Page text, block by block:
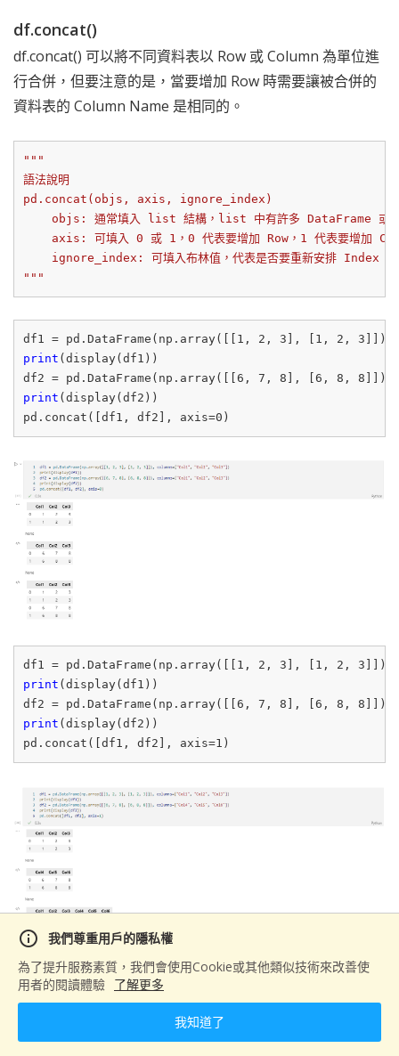
df.concat()
df.concat() 可以將不同資料表以 Row 或 Column 為單位進
行合併，但要注意的是，當要增加 Row 時需要讓被合併的
資料表的 Column Name 是相同的。
"""
語法說明
pd.concat(objs, axis, ignore_index)
objs: 通常填入 list 結構，list 中有許多 DataFrame 或
axis: 可填入 0 或 1，0 代表要增加 Row，1 代表要增加
    ignore_index: 可填入布林值，代表是否要重新安排 Index
"""
df1 = pd.DataFrame(np.array([[ 1 , 2 , 3 ], [ 1 , 2 , 3 ]]),
print (display(df1))
df2 = pd.DataFrame(np.array([[6 , 7 , 8 ], [6 , 8 , 8 ]]),
print (display(df2))
pd.concat([df1, df2], axis=0
df1 = pd.DataFrame(np.array([[ 1 , 2 , 3 ], [ 1 , 2 , 3 ]]),
print (display(df1))
df2 = pd.DataFrame(np.array([[6 , 7 , 8 ], [6 , 8 , 8 ]]),
print (display(df2))
pd.concat([df1, df2], axis=1
df.merge()
當某個人、事或物的資訊被散在不同資料表時，df.merge()
可透過以該人、事或物為對照標準，把所有資訊進行合併。
info
我們尊重用戶的隱私權
為了提升服務素質，我們會使用Cookie或其他類似技術來改善使
用者的閱讀體驗 了解更多
我知道了